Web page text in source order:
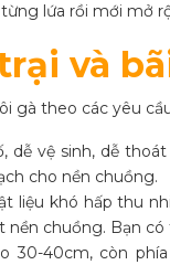
lứa rồi mới mở
và
gà theo các yêu
dễ vệ sinh, dễ
cho nền chuồng.
liệu khó hấp thu
chuồng. Bạn
30-40cm, còn